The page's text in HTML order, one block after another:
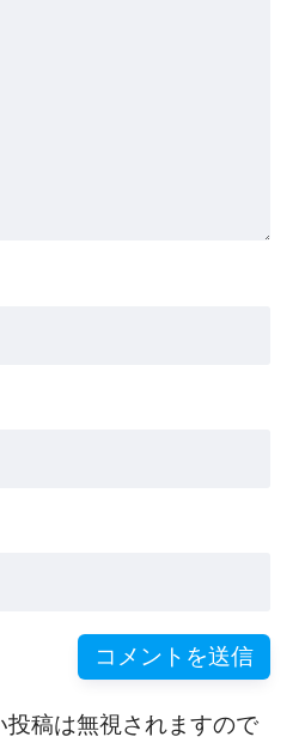
投稿は無視されますので